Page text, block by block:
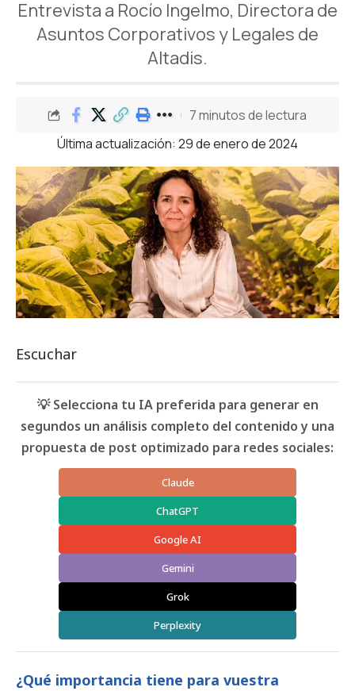
Entrevista a Rocío Ingelmo, Directora de
Asuntos Corporativos y Legales de
Altadis.
Última actualización: 29 de enero de 2024
7 minutos de lectura
Escuchar
💡 Selecciona tu IA preferida para generar en
segundos un análisis completo del contenido y una
propuesta de post optimizado para redes sociales:
Claude
ChatGPT
Google AI
Gemini
Grok
Perplexity
¿Qué importancia tiene para vuestra